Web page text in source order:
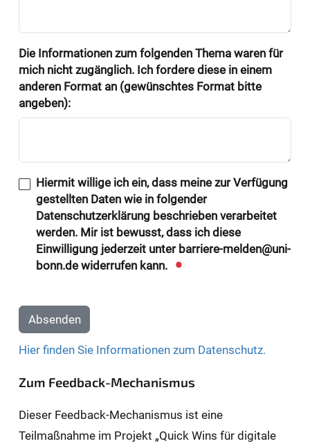
Die Informationen zum folgenden Thema waren für
mich nicht zugänglich. Ich fordere diese in einem
anderen Format an (gewünschtes Format bitte
angeben):
Hiermit willige ich ein, dass meine zur Verfügung
gestellten Daten wie in folgender
Datenschutzerklärung beschrieben verarbeitet
werden. Mir ist bewusst, dass ich diese
Einwilligung jederzeit unter barriere-melden@uni-
bonn.de widerrufen kann.
Absenden
Hier finden Sie Informationen zum Datenschutz.
Zum Feedback-Mechanismus
Dieser Feedback-Mechanismus ist eine
Teilmaßnahme im Projekt „Quick Wins für digitale